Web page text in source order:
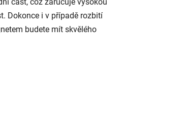
Dokonce i v případě rozbití
budete mít skvělého